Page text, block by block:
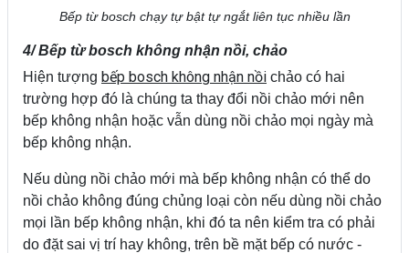
Bếp từ bosch chạy tự bật tự ngắt liên tục nhiều lần
4/ Bếp từ bosch không nhận nồi, chảo
Hiện tượng bếp bosch không nhận nồi chảo có hai
trường hợp đó là chúng ta thay đổi nồi chảo mới nên
bếp không nhận hoặc vẫn dùng nồi chảo mọi ngày mà
bếp không nhận.
Nếu dùng nồi chảo mới mà bếp không nhận có thể do
nồi chảo không đúng chủng loại còn nếu dùng nồi chảo
mọi lần bếp không nhận, khi đó ta nên kiểm tra có phải
do đặt sai vị trí hay không, trên bề mặt bếp có nước -